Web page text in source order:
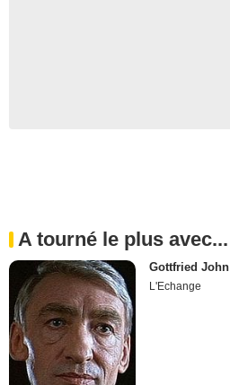
A tourné le plus avec...
Gottfried John
L'Echange